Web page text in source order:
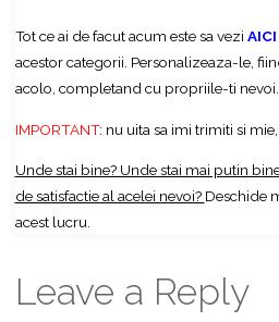
Tot ce ai de facut acum este sa vezi AICI
acestor categorii. Personalizeaza-le,
acolo, completand cu propriile-ti nevoi.
IMPORTANT: nu uita sa imi trimiti si
Unde stai bine? Unde stai mai putin
de satisfactie al acelei nevoi? Deschide
acest lucru.
Leave a Reply